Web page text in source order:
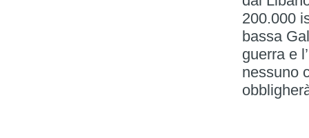
200.000
bassa
guerra e
nessuno